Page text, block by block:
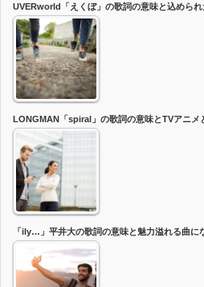
UVERworld「えくぼ」の歌詞の意味と込められ
LONGMAN「spiral」の歌詞の意味とTVアニメ
「ily…」平井大の歌詞の意味と魅力溢れる曲に